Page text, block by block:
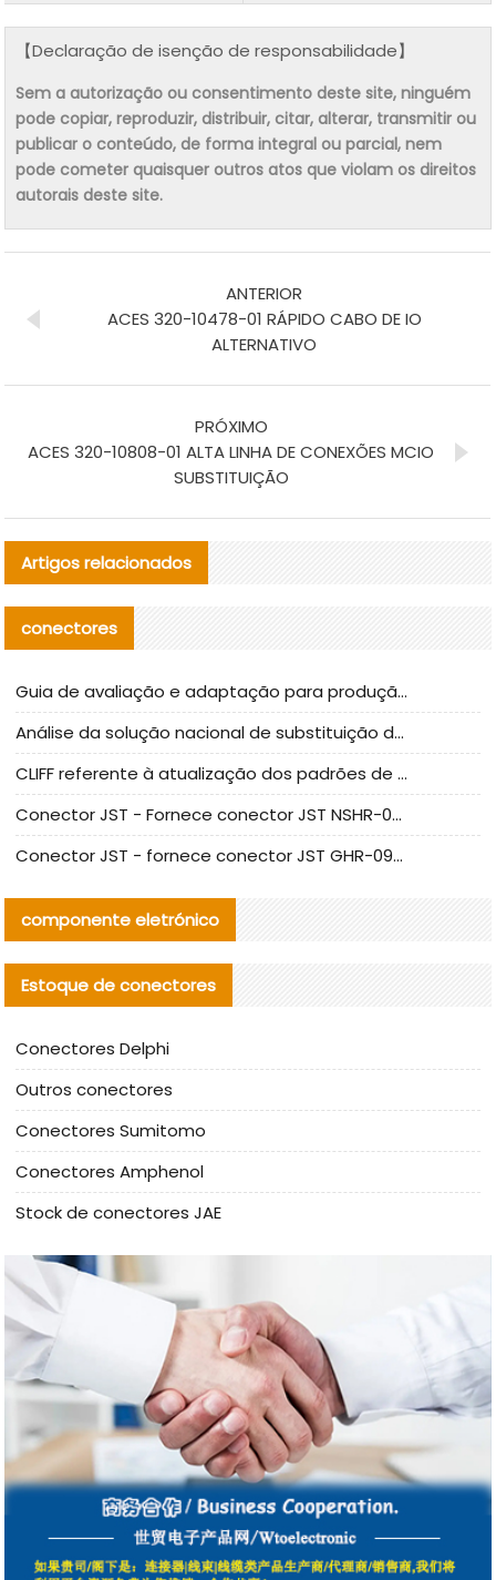
【Declaração de isenção de responsabilidade】
Sem a autorização ou consentimento deste site, ninguém
pode copiar, reproduzir, distribuir, citar, alterar, transmitir ou
publicar o conteúdo, de forma integral ou parcial, nem
pode cometer quaisquer outros atos que violam os direitos
autorais deste site.
ANTERIOR
ACES 320-10478-01 RÁPIDO CABO DE IO
ALTERNATIVO
PRÓXIMO
ACES 320-10808-01 ALTA LINHA DE CONEXÕES MCIO
SUBSTITUIÇÃO
Artigos relacionados
conectores
Guia de avaliação e adaptação para produção em massa de componentes de cabos nacionais CNC Tech
Análise da solução nacional de substituição da linha de alta frequência I-PEX
CLIFF referente à atualização dos padrões de teste de conectores nacionais
Conector JST - Fornece conector JST NSHR-02V-S original | substituto
Conector JST - fornece conector JST GHR-09V-S autêntico | substituto
componente eletrónico
Estoque de conectores
Conectores Delphi
Outros conectores
Conectores Sumitomo
Conectores Amphenol
Stock de conectores JAE